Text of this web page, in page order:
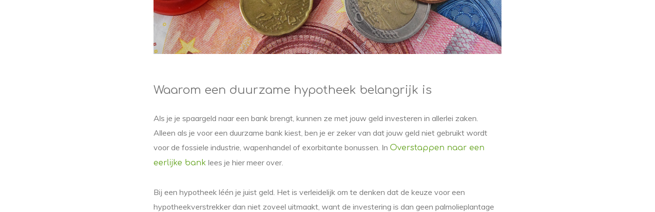
Waarom een duurzame hypotheek belangrijk is
Als je je spaargeld naar een bank brengt, kunnen ze met jouw geld investeren in allerlei zaken.
Alleen als je voor een duurzame bank kiest, ben je er zeker van dat jouw geld niet gebruikt wordt
voor de fossiele industrie, wapenhandel of exorbitante bonussen. In Overstappen naar een
eerlijke bank lees je hier meer over.
Bij een hypotheek léén je juist geld. Het is verleidelijk om te denken dat de keuze voor een
hypotheekverstrekker dan niet zoveel uitmaakt, want de investering is dan geen palmolieplantage